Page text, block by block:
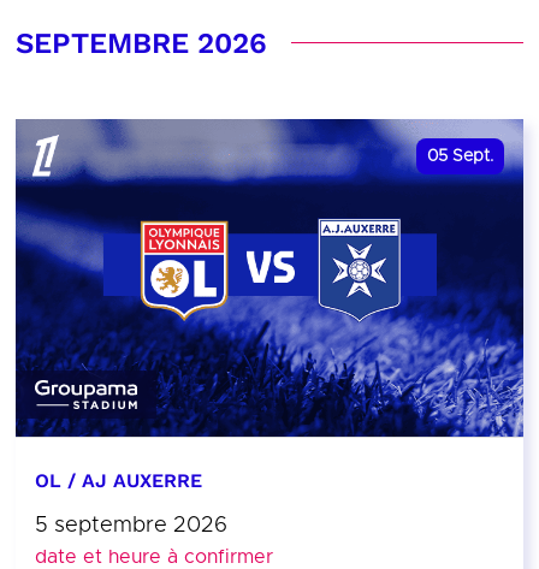
SEPTEMBRE 2026
05 Sept.
OL / AJ AUXERRE
5 septembre 2026
date et heure à confirmer